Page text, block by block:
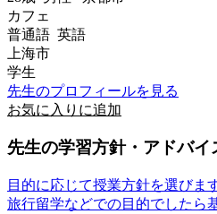
カフェ
普通語 英語
上海市
学生
先生のプロフィールを見る
お気に入りに追加
先生の学習方針・アドバイ
目的に応じて授業方針を選びま
旅行留学などでの目的でしたら